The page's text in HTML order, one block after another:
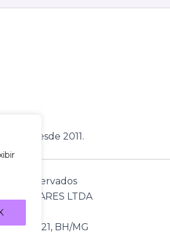
desde 2011.
reservados
LTDA
30112-021, BH/MG